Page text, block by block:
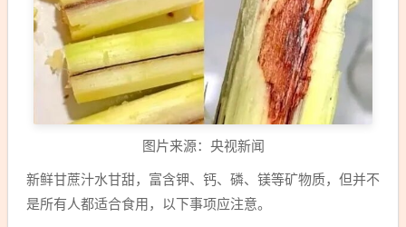
图片来源：央视新闻
新鲜甘蔗汁水甘甜，富含钾、钙、磷、镁等矿物质，但并不
是所有人都适合食用，以下事项应注意。